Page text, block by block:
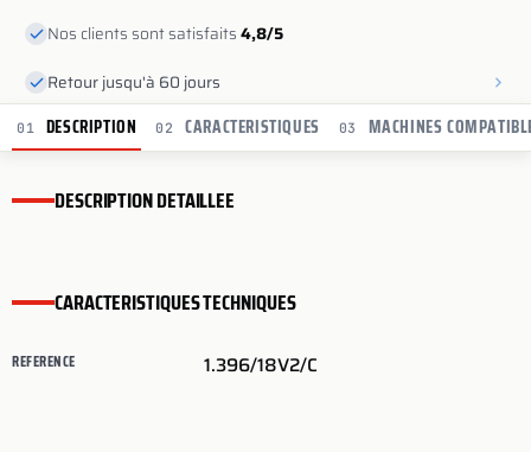
Nos clients sont satisfaits4,8/5
Retour jusqu'à 60 jours
01 DESCRIPTION 02 CARACTERISTIQUES 03 MACHINES
DESCRIPTION DETAILLEE
CARACTERISTIQUES TECHNIQUES
REFERENCE 1.396/18V2/C